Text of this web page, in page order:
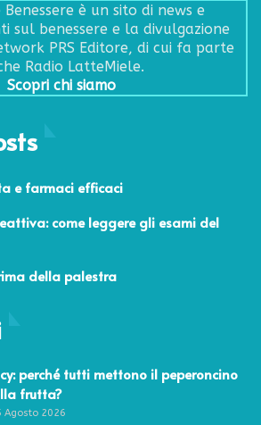
è un sito di news e
sul benessere e la divulgazione
PRS Editore, di cui fa parte
Radio LatteMiele.
Scopri chi siamo
e farmaci efficaci
come leggere gli esami del
della palestra
perché tutti mettono il peperoncino
frutta?
Agosto 2026